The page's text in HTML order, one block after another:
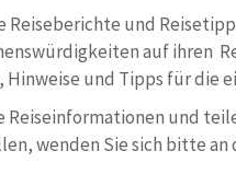
Reiseberichte und
auf ihren
und Tipps für die
und
wenden Sie sich bitte an